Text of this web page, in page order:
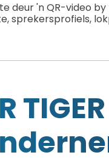
deur 'n QR-video by
sprekersprofiels,